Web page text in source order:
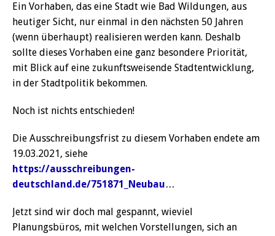
Ein Vorhaben, das eine Stadt wie Bad Wildungen, aus
heutiger Sicht, nur einmal in den nächsten 50 Jahren
(wenn überhaupt) realisieren werden kann. Deshalb
sollte dieses Vorhaben eine ganz besondere Priorität,
mit Blick auf eine zukunftsweisende Stadtentwicklung,
in der Stadtpolitik bekommen.
Noch ist nichts entschieden!
Die Ausschreibungsfrist zu diesem Vorhaben endete am
19.03.2021, siehe
https://ausschreibungen-
deutschland.de/751871_Neubau…
Jetzt sind wir doch mal gespannt, wieviel
Planungsbüros, mit welchen Vorstellungen, sich an